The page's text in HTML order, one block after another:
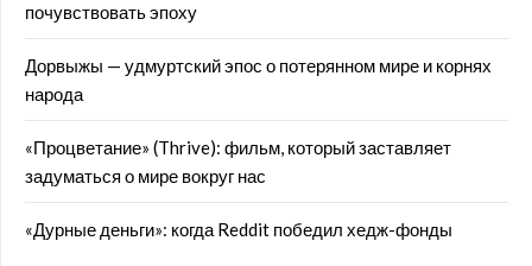
почувствовать эпоху
Дорвыжы — удмуртский эпос о потерянном мире и корнях
народа
«Процветание» (Thrive): фильм, который заставляет
задуматься о мире вокруг нас
«Дурные деньги»: когда Reddit победил хедж-фонды